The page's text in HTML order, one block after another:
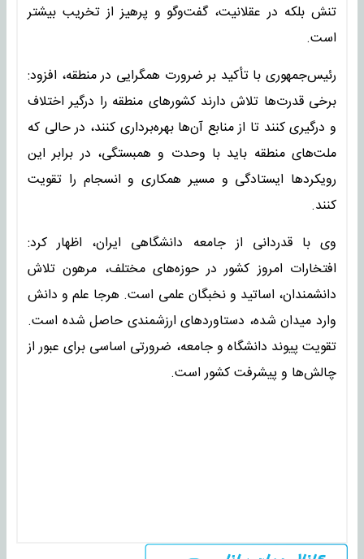
تنش بلکه در عقلانیت، گفت‌وگو و پرهیز از تخریب بیشتر
است.
رئیس‌جمهوری با تأکید بر ضرورت همگرایی در منطقه، افزود:
برخی قدرت‌ها تلاش دارند کشورهای منطقه را درگیر اختلاف
و درگیری کنند تا از منابع آن‌ها بهره‌برداری کنند، در حالی که
ملت‌های منطقه باید با وحدت و همبستگی، در برابر این
رویکردها ایستادگی و مسیر همکاری و انسجام را تقویت
کنند.
وی با قدردانی از جامعه دانشگاهی ایران، اظهار کرد:
افتخارات امروز کشور در حوزه‌های مختلف، مرهون تلاش
دانشمندان، اساتید و نخبگان علمی است. هرجا علم و دانش
وارد میدان شده، دستاوردهای ارزشمندی حاصل شده است.
تقویت پیوند دانشگاه و جامعه، ضرورتی اساسی برای عبور از
چالش‌ها و پیشرفت کشور است.